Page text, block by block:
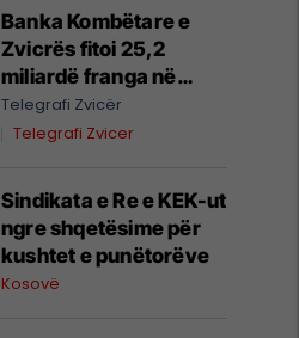
Banka Kombëtare e
Zvicrës fitoi 25,2
miliardë franga në
gjashtëmujorin e parë
të vitit 2026
Telegrafi Zvicër
Telegrafi Zvicer
Sindikata e Re e KEK-ut
ngre shqetësime për
kushtet e punëtorëve
Kosovë